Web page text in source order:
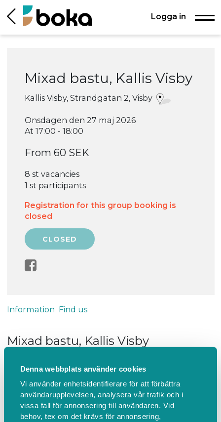
Denna webbplats använder cookies
Vi använder enhetsidentifierare för att förbättra
användarupplevelsen, analysera vår trafik och i
vissa fall för annonsering till användaren. Vid
behov, tex om det krävs för annonsering,
Logga in
Mixad bastu, Kallis Visby
Kallis Visby, Strandgatan 2, Visby
Onsdagen den 27 maj 2026
At 17:00 - 18:00
From 60 SEK
8 st vacancies
1 st participants
Registration for this group booking is
closed
Information Find us
Mixad bastu, Kallis Visby
OBS - det går ej att avboka
Vi har följande enkla regler för att utnyttja bastun:
- Du ska vara fullt frisk. Vid minsta symtom på
sjukdom avstå från besök.